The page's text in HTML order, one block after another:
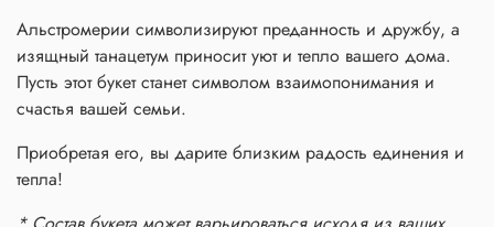
Альстромерии символизируют преданность и дружбу, а
изящный танацетум приносит уют и тепло вашего дома.
Пусть этот букет станет символом взаимопонимания и
счастья вашей семьи.
Приобретая его, вы дарите близким радость единения и
тепла!